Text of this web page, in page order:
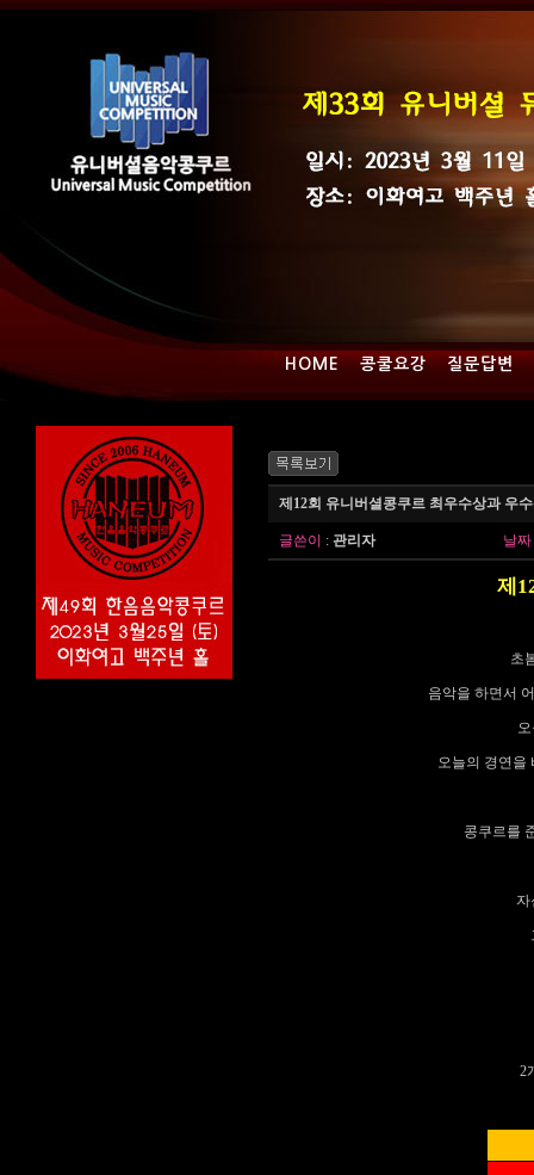
HOME 콩쿨요강 질문답변
제12회 유니버셜콩쿠르 최우수상과 우
글쓴이 : 관리자 날짜
제
초
음악을 하면서
오늘의 경연을
콩쿠르를
자
2